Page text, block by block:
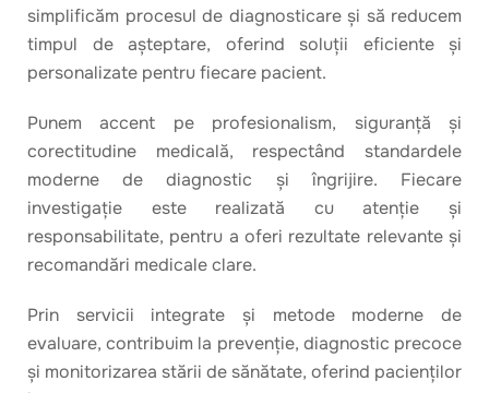
simplificăm procesul de diagnosticare și să reducem
timpul de așteptare, oferind soluții eficiente și
personalizate pentru fiecare pacient.
Punem accent pe profesionalism, siguranță și
corectitudine medicală, respectând standardele
moderne de diagnostic și îngrijire. Fiecare
investigație este realizată cu atenție și
responsabilitate, pentru a oferi rezultate relevante și
recomandări medicale clare.
Prin servicii integrate și metode moderne de
evaluare, contribuim la prevenție, diagnostic precoce
și monitorizarea stării de sănătate, oferind pacienților